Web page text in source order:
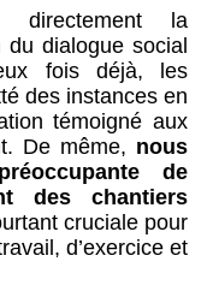
directement la
du dialogue social
fois déjà, les
des instances en
témoigné aux
De même, nous
de
des chantiers
cruciale pour
d’exercice et